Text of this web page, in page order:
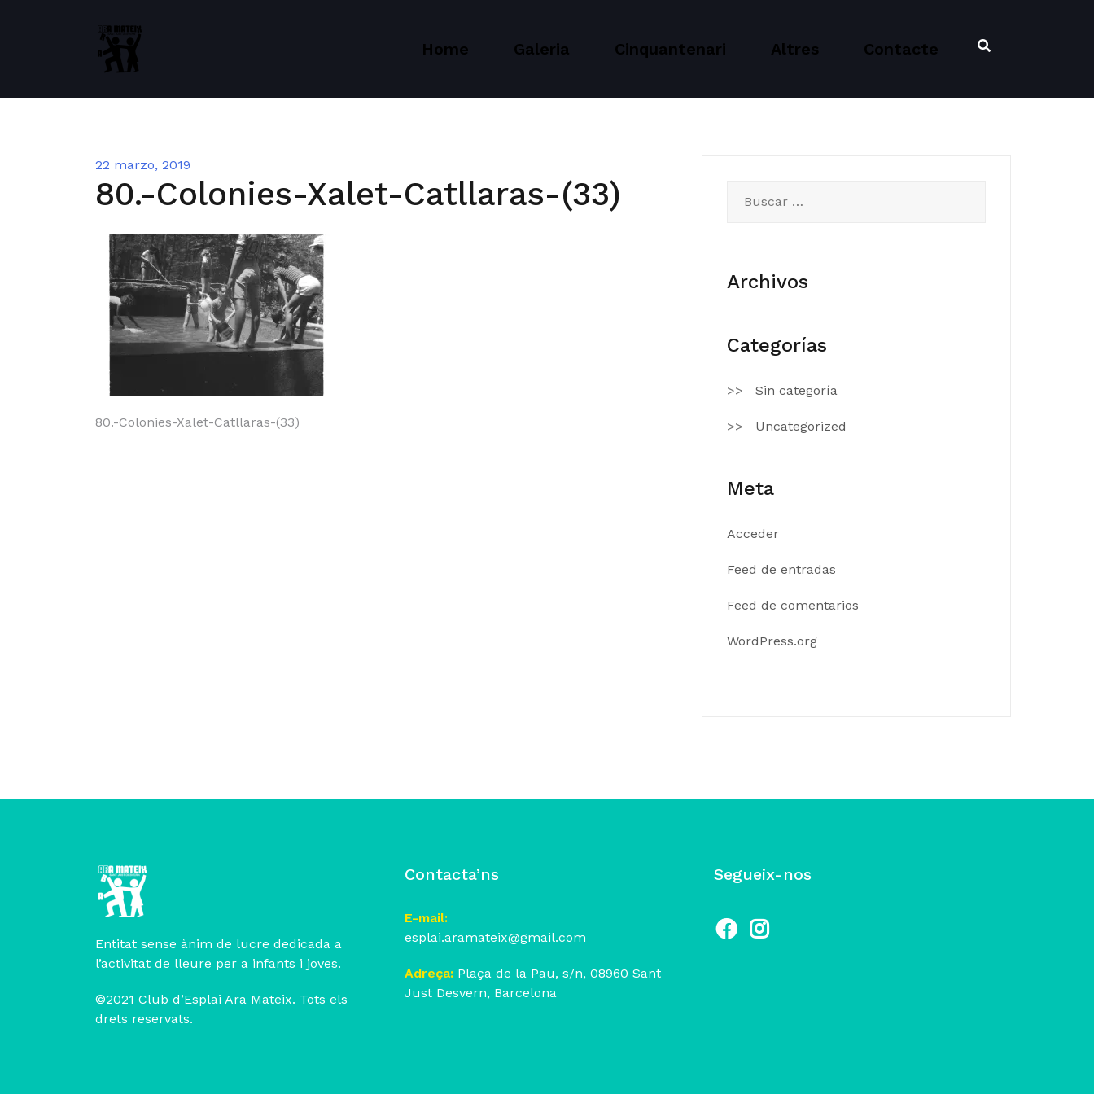
Home Galeria Cinquantenari Altres Contacte
22 marzo, 2019
80.-Colonies-Xalet-Catllaras-(33)
Navegación
80.-Colonies-Xalet-Catllaras-(33)
Archivos
Categorías
Sin categoría
Uncategorized
Meta
Acceder
Feed de entradas
Feed de comentarios
WordPress.org
Entitat sense ànim de lucre dedicada a
l’activitat de lleure per a infants i joves.
©2021 Club d’Esplai Ara Mateix. Tots els
drets reservats.
Contacta’ns
E-mail:
esplai.aramateix@gmail.com
Adreça: Plaça de la Pau, s/n, 08960 Sant
Just Desvern, Barcelona
Segueix-nos